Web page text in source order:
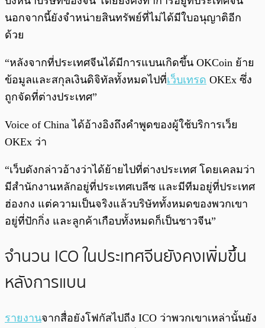
นอกจากนี้ยังจำหน่ายสินทรัพย์ที่ไม่ได้มีใบอนุญาติอีก
ด้วย
“หลังจากที่ประเทศจีนได้มีการแบนเกิดขึ้น OKCoin ย้าย
ข้อมูลและสกุลเงินดิจิทัลทั้งหมดไปที่เว็บเทรด OKEx ซึ่ง
ถูกจัดที่ต่างประเทศ”
Voice of China ได้อ้างอิงถึงคำพูดของผู้ใช้บริการเว็ย
OKEx ว่า
“เว็บดังกล่าวอ้างว่าได้ย้ายไปที่ต่างประเทศ โดยเคลมว่า
มีสำนักงานหลักอยู่ที่ประเทศเบลีซ และมีทีมอยู่ที่ประเทศ
ฮ่องกง แต่ความเป็นจริงแล้วบริษัททั้งหมดของพวกเขา
อยู่ที่ปักกิ่ง และลูกค้าเกือบทั้งหมดก็เป็นชาวจีน”
จำนวน ICO ในประเทศจีนยังคงเพิ่มขึ้น
หลังการแบน
รายงานจากสื่อยังโฟกัสไปถีง ICO ว่าพวกเขาเหล่านั้นยัง